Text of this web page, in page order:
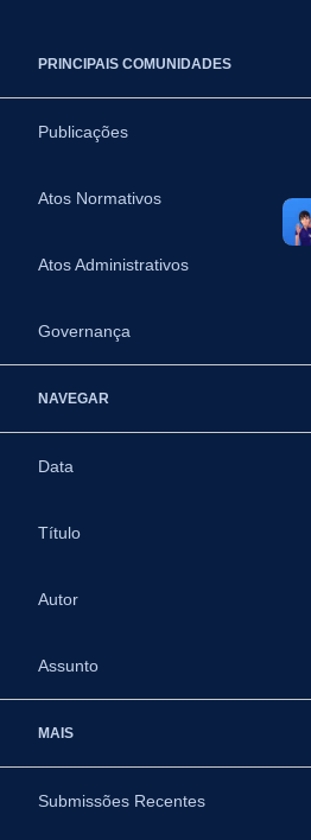
PRINCIPAIS COMUNIDADES
Publicações
Atos Normativos
Atos Administrativos
Governança
NAVEGAR
Data
Título
Autor
Assunto
MAIS
Submissões Recentes